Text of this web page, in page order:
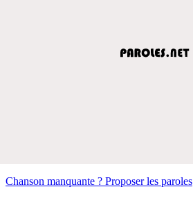
Chanson manquante ? Proposer les paroles